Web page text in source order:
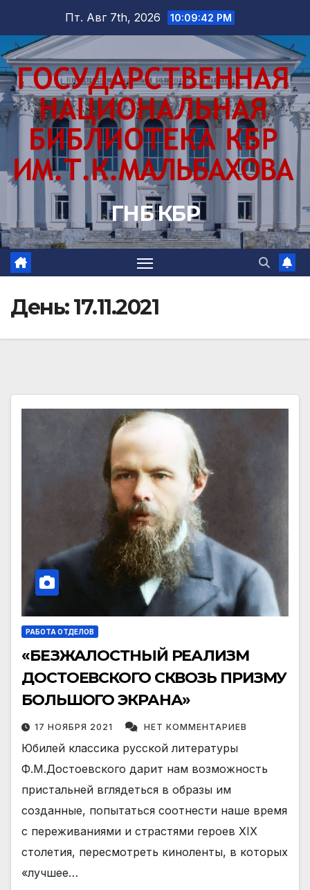
содержимому
Пт. Авг 7th, 2026 10:09:43 PM
ГНБ КБР
День:17.11.2021
РАБОТА ОТДЕЛОВ
«БЕЗЖАЛОСТНЫЙ РЕАЛИЗМ
ДОСТОЕВСКОГО СКВОЗЬ ПРИЗМУ
БОЛЬШОГО ЭКРАНА»
17 НОЯБРЯ 2021 НЕТ КОММЕНТАРИЕВ
Юбилей классика русской литературы
Ф.М.Достоевского дарит нам возможность
пристальней вглядеться в образы им
созданные, попытаться соотнести наше время
с переживаниями и страстями героев ХIХ
столетия, пересмотреть киноленты, в которых
«лучшее…